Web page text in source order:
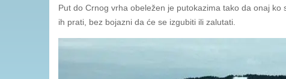
Put do Crnog vrha obeležen je putokazima tako da onaj
ih prati, bez bojazni da će se izgubiti ili zalutati.